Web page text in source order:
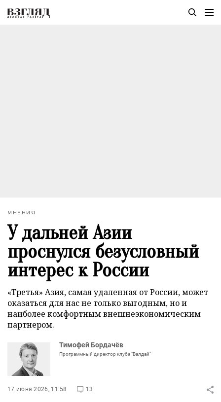
МНЕНИЯ
У дальней Азии
проснулся безусловный
интерес к России
«Третья» Азия, самая удаленная от России, может
оказаться для нас не только выгодным, но и
наиболее комфортным внешнеэкономическим
партнером.
Тимофей Бордачёв
Программный директор клуба "Валдай"
17 июня 2026, 11:58 13